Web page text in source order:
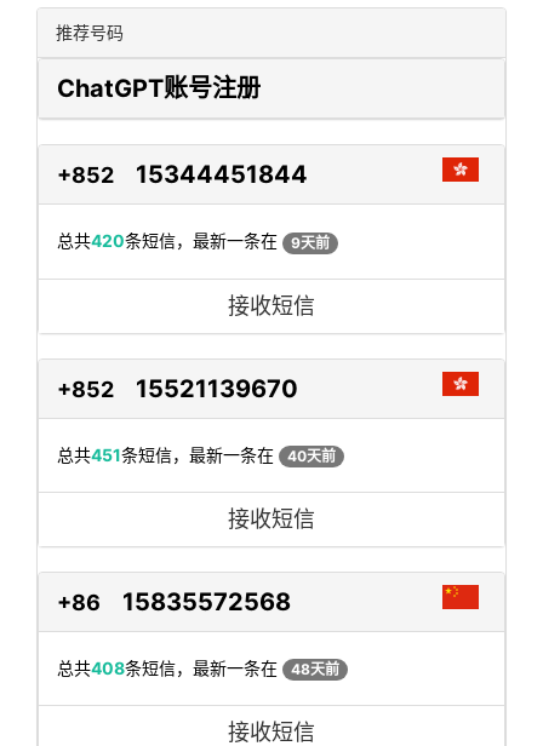
推荐号码
ChatGPT账号注册
+852 15344451844
总共420条短信，最新一条在 9天前
接收短信
+852 15521139670
总共451条短信，最新一条在 40天前
接收短信
+86 15835572568
总共408条短信，最新一条在 48天前
接收短信